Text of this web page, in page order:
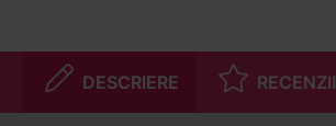
DESCRIERE RECENZII